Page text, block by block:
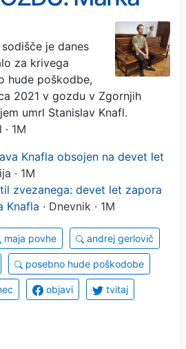
spoznali za
je danes
za krivega
hude poškodbe,
2021 v gozdu v Zgornjih
umrl Stanislav Knafl.
· 1M
Knafla obsojen na devet let
· 1M
zvezanega: devet let zapora
Knafla · Dnevnik · 1M
maja povhe andrej gerlovič
posebno hude poškodobe
objavi tvitaj